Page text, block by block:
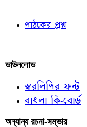
পাঠকের প্রশ্ন
ডাউনলোড
স্বরলিপির ফন্ট
বাংলা কি-বোর্ড
অন্যান্য রচনা-সম্ভার